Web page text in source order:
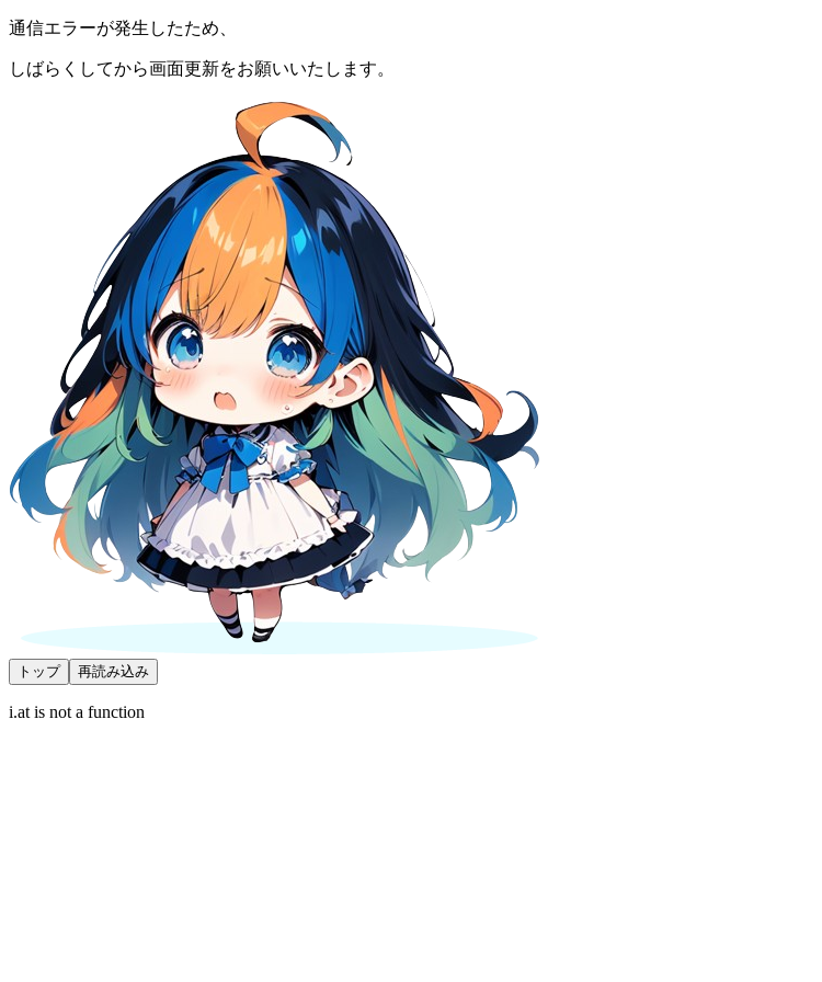
通信エラーが発生したため、
しばらくしてから画面更新をお願いいたします。
トップ 再読み込み
i.at is not a function